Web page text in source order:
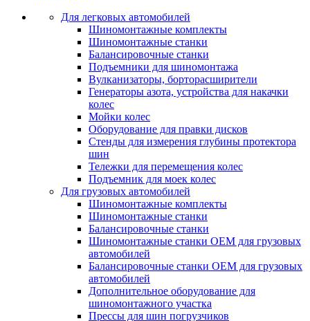
Для легковых автомобилей
Шиномонтажные комплекты
Шиномонтажные станки
Балансировочные станки
Подъемники для шиномонтажа
Вулканизаторы, борторасширители
Генераторы азота, устройства для накачки
колес
Мойки колес
Оборудование для правки дисков
Стенды для измерения глубины протектора
шин
Тележки для перемещения колес
Подъемник для моек колеc
Для грузовых автомобилей
Шиномонтажные комплекты
Шиномонтажные станки
Балансировочные станки
Шиномонтажные станки ОЕМ для грузовых
автомобилей
Балансировочные станки ОЕМ для грузовых
автомобилей
Дополнительное оборудование для
шиномонтажного участка
Прессы для шин погрузчиков